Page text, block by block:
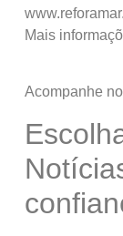
Mais
Acompanhe